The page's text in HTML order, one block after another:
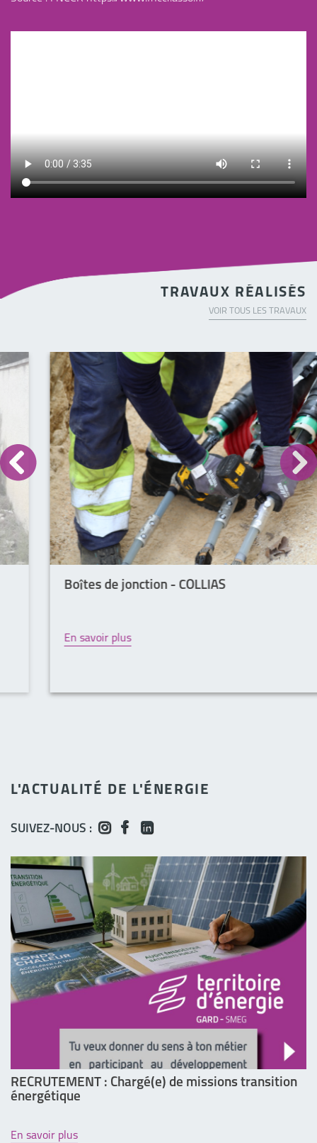
TRAVAUX RÉALISÉS
VOIR TOUS LES TRAVAUX
Boîtes de jonction - COLLIAS
En savoir plus
L'ACTUALITÉ DE L'ÉNERGIE
SUIVEZ-NOUS :
RECRUTEMENT : Chargé(e) de missions transition
énergétique
En savoir plus